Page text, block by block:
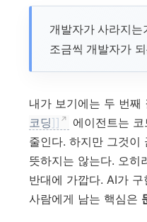
개발자가 사라지
조금씩 개발자가
내가 보기에는 두 번째
코딩]]
에이전트는
줄인다. 하지만 그것이
뜻하지는 않는다. 오히
반대에 가깝다. AI가
사람에게 남는 핵심은